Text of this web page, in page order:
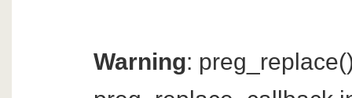
Warning: